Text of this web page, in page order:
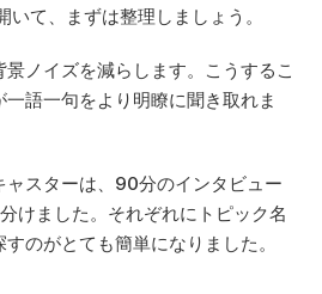
て、まずは整理しましょう。
ノイズを減らします。こうするこ
語一句をより明瞭に聞き取れま
ャスターは、90分のインタビュー
けました。それぞれにトピック名
のがとても簡単になりました。